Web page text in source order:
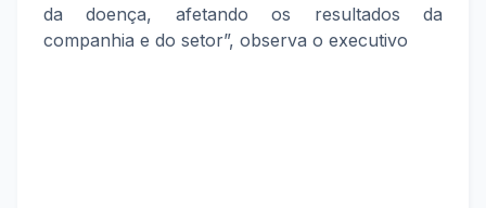
da doença, afetando os resultados da
companhia e do setor”, observa o executivo